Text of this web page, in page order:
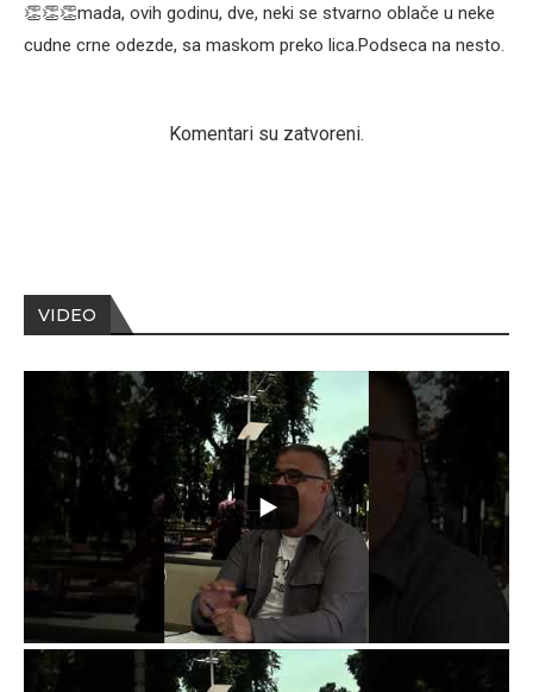
👏👏👏mada, ovih godinu, dve, neki se stvarno oblače u neke
cudne crne odezde, sa maskom preko lica.Podseca na nesto.
Komentari su zatvoreni.
VIDEO